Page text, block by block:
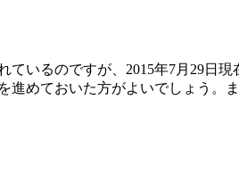
いるのですが、2015年7月29日現
めておいた方がよいでしょう。